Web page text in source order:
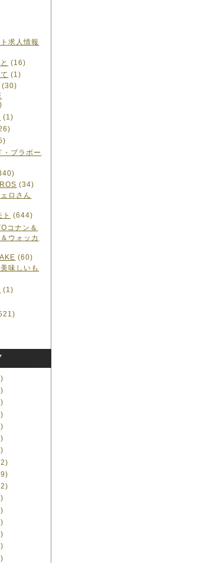
求人情報
(16)
(1)
(30)
(1)
・ブラボー
(34)
ロさん
(644)
コナン＆
ウォッカ
(60)
味しいも
(1)